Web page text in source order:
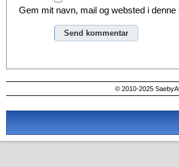
Gem mit navn, mail og websted i
© 2010-2025